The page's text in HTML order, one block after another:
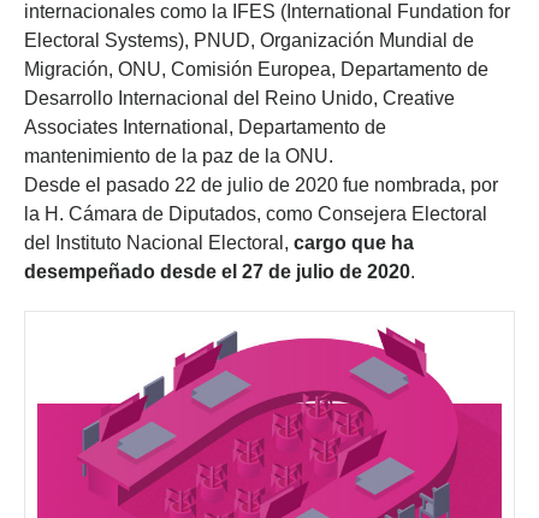
internacionales como la IFES (International Fundation for
Electoral Systems), PNUD, Organización Mundial de
Migración, ONU, Comisión Europea, Departamento de
Desarrollo Internacional del Reino Unido, Creative
Associates International, Departamento de
mantenimiento de la paz de la ONU.
Desde el pasado 22 de julio de 2020 fue nombrada, por
la H. Cámara de Diputados, como Consejera Electoral
del Instituto Nacional Electoral, cargo que ha
desempeñado desde el 27 de julio de 2020.